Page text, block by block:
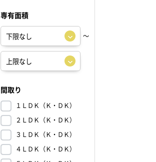
専有面積
～
間取り
１ＬＤＫ（Ｋ・ＤＫ）
２ＬＤＫ（Ｋ・ＤＫ）
３ＬＤＫ（Ｋ・ＤＫ）
４ＬＤＫ（Ｋ・ＤＫ）